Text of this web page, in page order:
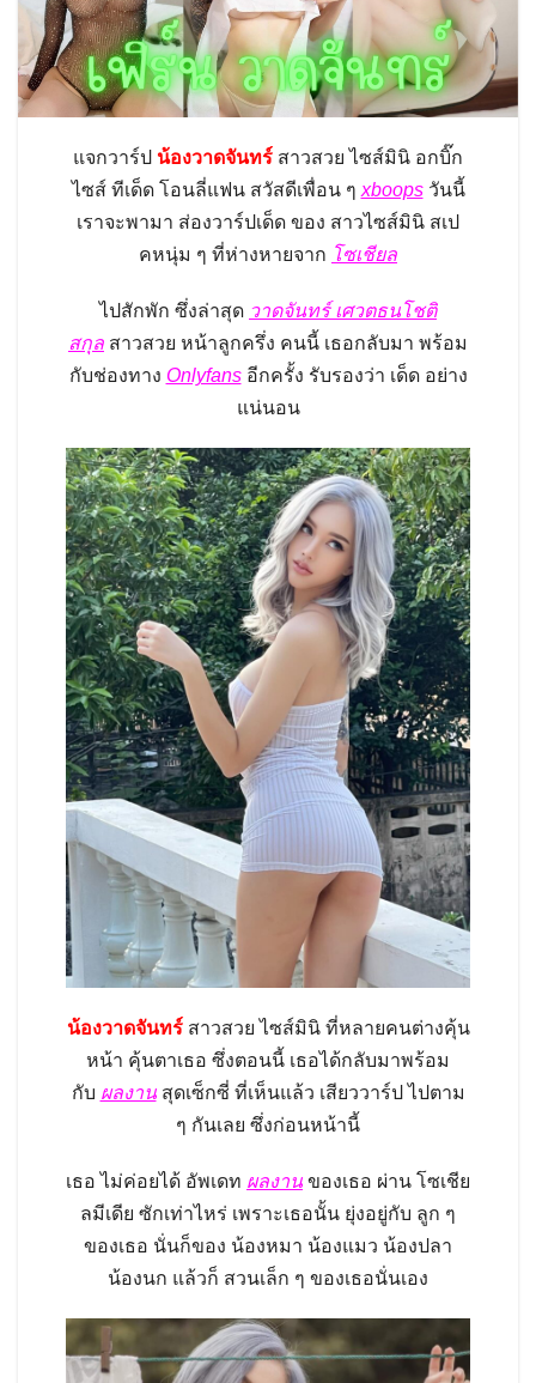
แจกวาร์ป น้องวาดจันทร์ สาวสวย ไซส์มินิ อกบิ๊ก
ไซส์ ทีเด็ด โอนลี่แฟน สวัสดีเพื่อน ๆ xboops วันนี้
เราจะพามา ส่องวาร์ปเด็ด ของ สาวไซส์มินิ สเป
คหนุ่ม ๆ ที่ห่างหายจาก โซเชียล
ไปสักพัก ซึ่งล่าสุด วาดจันทร์ เศวตธนโชติ
สกุล สาวสวย หน้าลูกครึ่ง คนนี้ เธอกลับมา พร้อม
กับช่องทาง Onlyfans อีกครั้ง รับรองว่า เด็ด อย่าง
แน่นอน
น้องวาดจันทร์สาวสวย ไซส์มินิ ที่หลายคนต่างคุ้น
หน้า คุ้นตาเธอ ซึ่งตอนนี้ เธอได้กลับมาพร้อม
กับ ผลงาน สุดเซ็กซี่ ที่เห็นแล้ว เสียววาร์ป ไปตาม
ๆ กันเลย ซึ่งก่อนหน้านี้
เธอ ไม่ค่อยได้ อัพเดท ผลงาน ของเธอ ผ่าน โซเชีย
ลมีเดีย ซักเท่าไหร่ เพราะเธอนั้น ยุ่งอยู่กับ ลูก ๆ
ของเธอ นั่นก็ของ น้องหมา น้องแมว น้องปลา
น้องนก แล้วก็ สวนเล็ก ๆ ของเธอนั่นเอง